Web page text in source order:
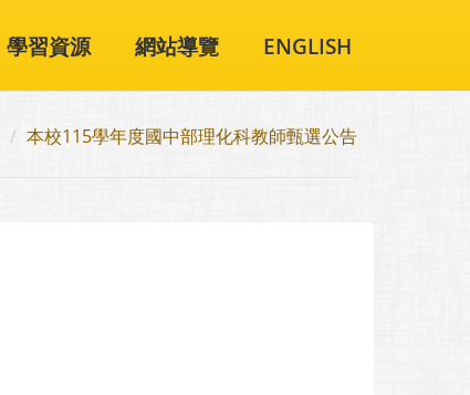
學習資源 網站導覽 ENGLISH
本校115學年度國中部理化科教師甄選公告